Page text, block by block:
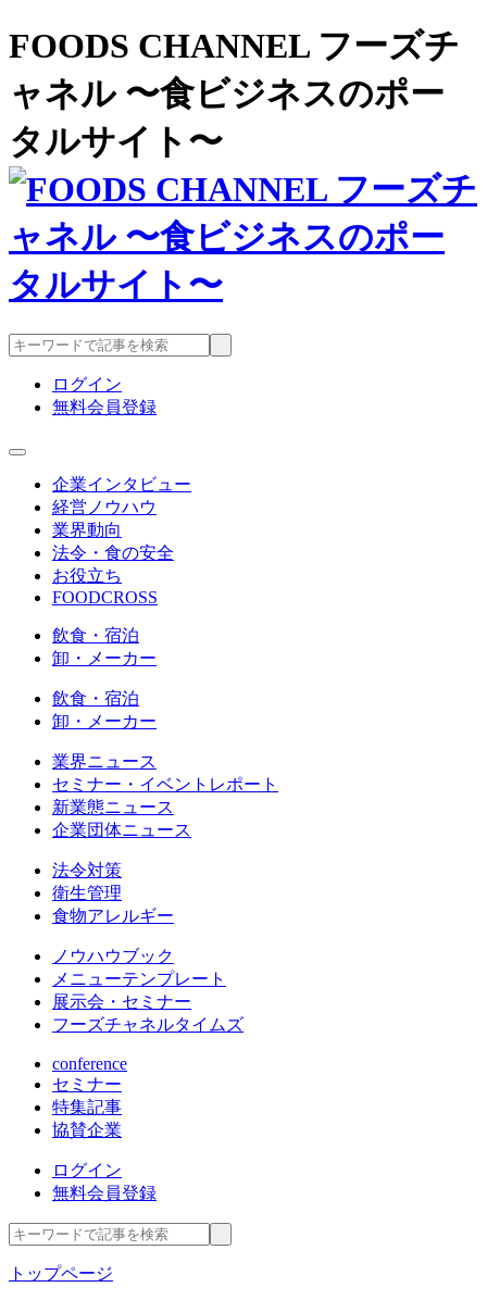
FOODS CHANNEL フーズチ
ャネル 〜食ビジネスのポー
タルサイト〜
ログイン
無料会員登録
企業インタビュー
経営ノウハウ
業界動向
法令・食の安全
お役立ち
FOODCROSS
飲食・宿泊
卸・メーカー
飲食・宿泊
卸・メーカー
業界ニュース
セミナー・イベントレポート
新業態ニュース
企業団体ニュース
法令対策
衛生管理
食物アレルギー
ノウハウブック
メニューテンプレート
展示会・セミナー
フーズチャネルタイムズ
conference
セミナー
特集記事
協賛企業
ログイン
無料会員登録
トップページ